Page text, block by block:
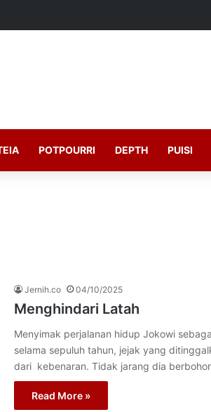
POTPOURRI DEPTH PUISI
Jernih.co 04/10/2025
Menghindari Latah
Menyimak perjalanan hidup Jokowi
selama sepuluh tahun, jejak yang
dari kebenaran. Tidak jarang dia
Read More »